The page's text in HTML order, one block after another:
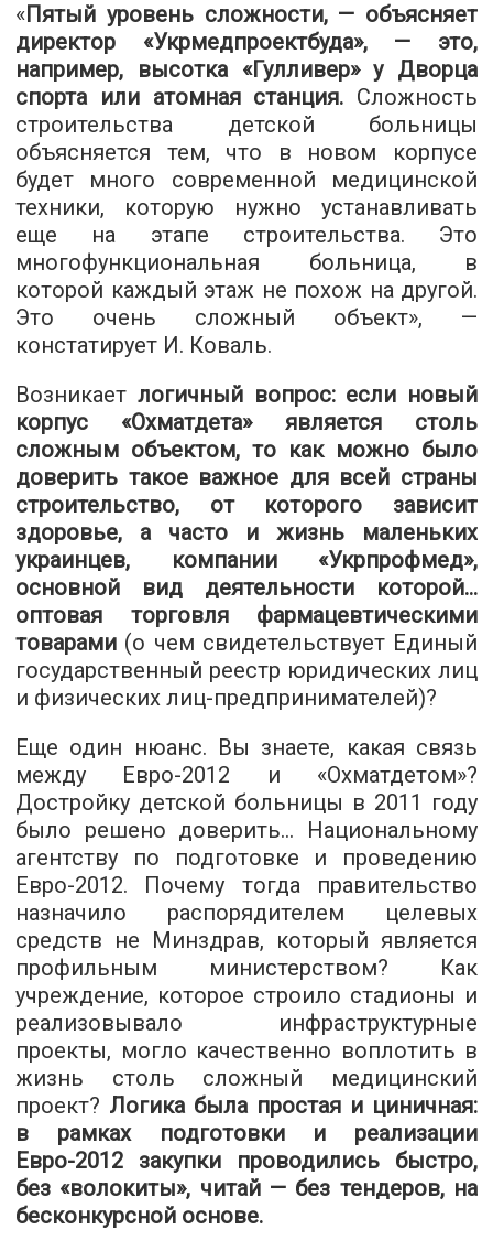
«Пятый уровень сложности, — объясняет
директор «Укрмедпроектбуда», — это,
например, высотка «Гулливер» у Дворца
спорта или атомная станция. Сложность
строительства детской больницы
объясняется тем, что в новом корпусе
будет много современной медицинской
техники, которую нужно устанавливать
еще на этапе строительства. Это
многофункциональная больница, в
которой каждый этаж не похож на другой.
Это очень сложный объект», —
констатирует И. Коваль.
Возникает логичный вопрос: если новый
корпус «Охматдета» является столь
сложным объектом, то как можно было
доверить такое важное для всей страны
строительство, от которого зависит
здоровье, а часто и жизнь маленьких
украинцев, компании «Укрпрофмед»,
основной вид деятельности которой...
оптовая торговля фармацевтическими
товарами (о чем свидетельствует Единый
государственный реестр юридических лиц
и физических лиц-предпринимателей)?
Еще один нюанс. Вы знаете, какая связь
между Евро-2012 и «Охматдетом»?
Достройку детской больницы в 2011 году
было решено доверить... Национальному
агентству по подготовке и проведению
Евро-2012. Почему тогда правительство
назначило распорядителем целевых
средств не Минздрав, который является
профильным министерством? Как
учреждение, которое строило стадионы и
реализовывало инфраструктурные
проекты, могло качественно воплотить в
жизнь столь сложный медицинский
проект? Логика была простая и циничная:
в рамках подготовки и реализации
Евро-2012 закупки проводились быстро,
без «волокиты», читай — без тендеров, на
бесконкурсной основе.